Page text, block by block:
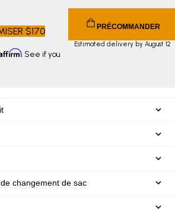
Original price $699.00. You save
$170
. See if you
PRÉCOMMANDER
Estimated delivery by August 12
changement de sac